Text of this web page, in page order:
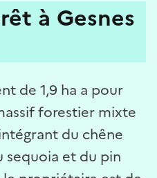
à Gesnes
de 1,9 ha a pour
forestier mixte
du chêne
sequoia et du pin